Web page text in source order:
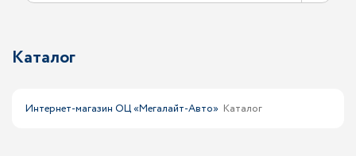
Каталог
Интернет-магазин ОЦ «Мегалайт-Авто» Каталог